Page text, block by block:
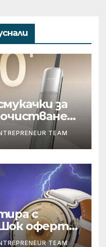
за
000
в
TEAM
с
оферти
TEAM